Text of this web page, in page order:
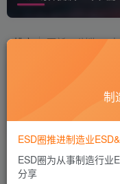
排序 更新 浏览
制
ESD圈推进制造业
ESD圈为从事制造行业
分享